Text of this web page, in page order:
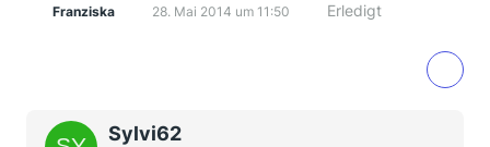
Franziska 28. Mai 2014 um 11:50 Erledigt
Sylvi62